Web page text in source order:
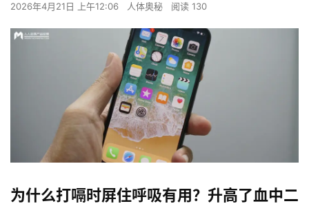
2026年4月21日 上午12:06 人体奥秘 阅读 130
为什么打嗝时屏住呼吸有用？升高了血中二